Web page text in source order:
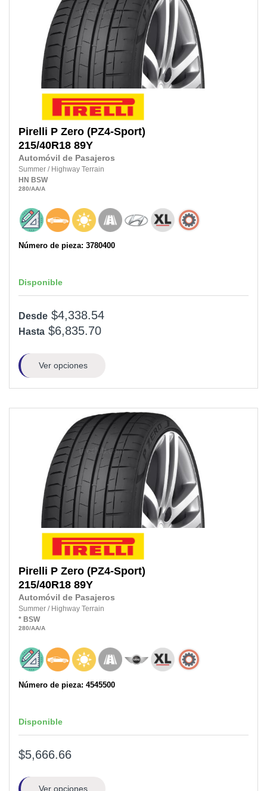
Pirelli P Zero (PZ4-Sport)
215/40R18 89Y
Automóvil de Pasajeros
Summer / Highway Terrain
HN BSW
280/AA/A
Número de pieza: 3780400
Disponible
Desde $4,338.54
Hasta $6,835.70
Ver opciones
Pirelli P Zero (PZ4-Sport)
215/40R18 89Y
Automóvil de Pasajeros
Summer / Highway Terrain
* BSW
280/AA/A
Número de pieza: 4545500
Disponible
$5,666.66
Ver opciones